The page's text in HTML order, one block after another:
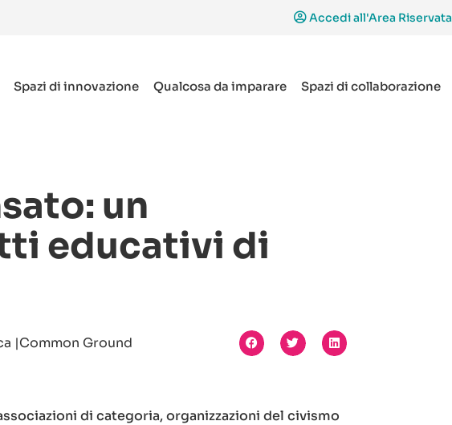
Accedi all'Area Riservata
Spazi di innovazione Qualcosa da imparare Spazi di collaborazione
un
educativi di
|Common Ground
di categoria, organizzazioni del civismo